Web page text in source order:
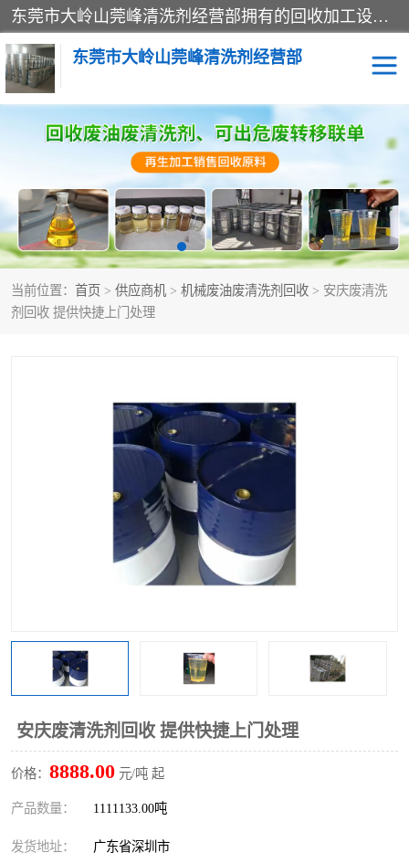
东莞市大岭山莞峰清洗剂经营部拥有的回收加工设备，大量废油回收、废清洗剂回收、废溶剂油回收、机械废油废清洗剂回收、废碳氢回收、碳氢液压油回收、碳氢二氯回收等废清洗剂处理；我们只是提供废旧化工原料的循环使用存放点，执行正规的存放，有正规的回收资质处理。同时我们公司批发零售回收级清洗剂，脱模油再生基础油，质量保证。
东莞市大岭山莞峰清洗剂经营部
当前位置： 首页 > 供应商机 > 机械废油废清洗剂回收 > 安庆废清洗
剂回收 提供快捷上门处理
安庆废清洗剂回收 提供快捷上门处理
价格： 8888.00 元/吨 起
产品数量： 1111133.00吨
发货地址： 广东省深圳市
废清洗剂回收
废溶剂油回收 机械废油废清洗剂回收
废碳氢回收 碳氢液压油回收
碳氢二氯回收 回收废三四氯乙烯
回收废清洗剂 上门回收废清洗剂